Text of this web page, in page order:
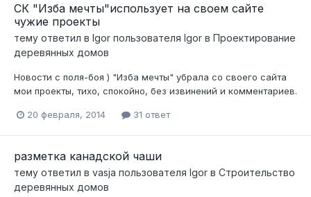
СК "Изба мечты"использует на своем сайте
чужие проекты
тему ответил в Igor пользователя Igor в Проектирование
деревянных домов
Новости с поля-боя ) "Изба мечты" убрала со своего сайта
мои проекты, тихо, спокойно, без извинений и комментариев.
20 февраля, 2014 31 ответ
разметка канадской чаши
тему ответил в vasja пользователя Igor в Строительство
деревянных домов